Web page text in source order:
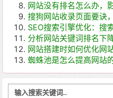
网站没有排名怎么办，
搜狗网站收录页面要诀
SEO搜索引擎优化：搜
分析网站关键词排名下
网站搭建时如何优化网
蜘蛛池是怎么提高网站